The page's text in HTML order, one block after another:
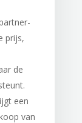
prijs,
de
een
van